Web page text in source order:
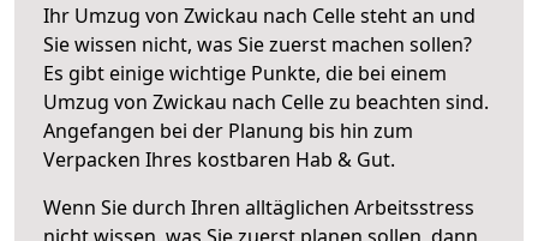
Ihr Umzug von Zwickau nach Celle steht an und
Sie wissen nicht, was Sie zuerst machen sollen?
Es gibt einige wichtige Punkte, die bei einem
Umzug von Zwickau nach Celle zu beachten sind.
Angefangen bei der Planung bis hin zum
Verpacken Ihres kostbaren Hab & Gut.
Wenn Sie durch Ihren alltäglichen Arbeitsstress